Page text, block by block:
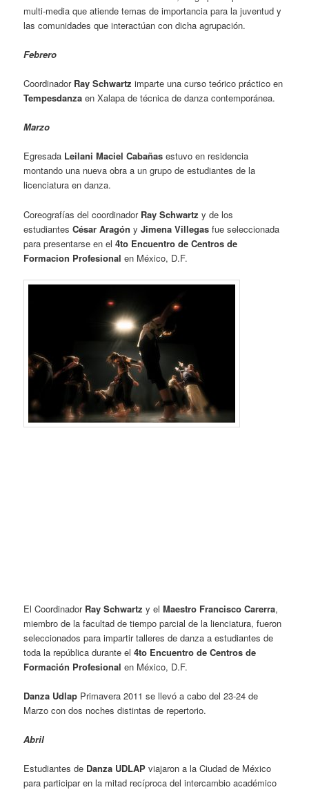
multi-media que atiende temas de importancia para la juventud y
las comunidades que interactúan con dicha agrupación.
Febrero
Coordinador Ray Schwartz imparte una curso teórico práctico en
Tempesdanza en Xalapa de técnica de danza contemporánea.
Marzo
Egresada Leilani Maciel Cabañas estuvo en residencia
montando una nueva obra a un grupo de estudiantes de la
licenciatura en danza.
Coreografías del coordinador Ray Schwartz y de los
estudiantesCésar Aragón yJimena Villegas fue seleccionada
para presentarse en el4to Encuentro de Centros de
Formacion Profesional en México, D.F.
El Coordinador Ray Schwartz y elMaestro Francisco Carerra,
miembro de la facultad de tiempo parcial de la lienciatura, fueron
seleccionados para impartir talleres de danza a estudiantes de
toda la república durante el4to Encuentro de Centros de
Formación Profesional en México, D.F.
Danza Udlap Primavera 2011 se llevó a cabo del 23-24 de
Marzo con dos noches distintas de repertorio.
Abril
Estudiantes de Danza UDLAP viajaron a la Ciudad de México
para participar en la mitad recíproca del intercambio académico